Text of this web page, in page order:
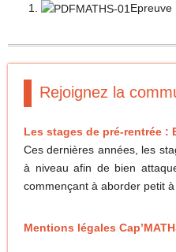
Epreuve
Rejoignez la
Les stages de pré-rentrée :
Ces dernières années, les
à niveau afin de bien
commençant à aborder petit
Mentions légales